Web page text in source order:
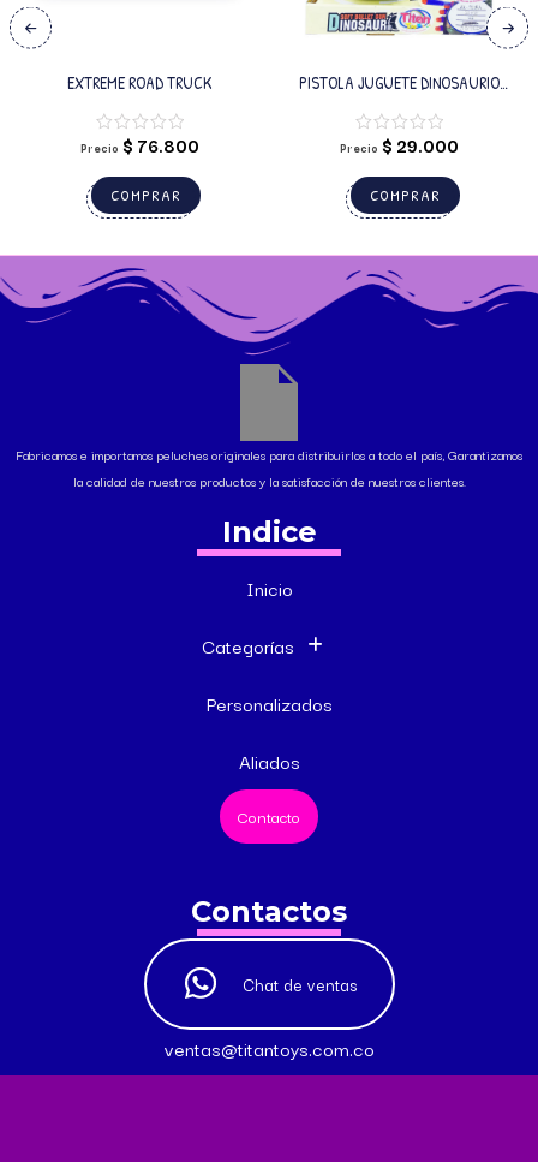
EXTREME ROAD TRUCK
Precio $ 76.800
COMPRAR
PISTOLA JUGUETE DINOSAURIO
MISILES SUAVES
Precio $ 29.000
COMPRAR
Fabricamos e importamos peluches originales para distribuirlos a todo el país, Garantizamos
la calidad de nuestros productos y la satisfacción de nuestros clientes.
Indice
Inicio
Categorías
Personalizados
Aliados
Contacto
Contactos
Chat de ventas
ventas@titantoys.com.co